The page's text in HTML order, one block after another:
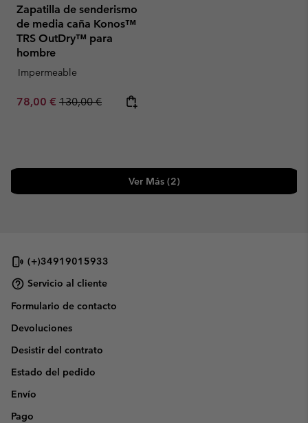
Zapatilla de senderismo
de media caña Konos™
TRS OutDry™ para
hombre
Impermeable
Sale price:
78,00 € Regular price:
130,00 €
Ver Más (2)
(+)34919015933
Servicio al cliente
Formulario de contacto
Devoluciones
Desistir del contrato
Estado del pedido
Envío
Pago